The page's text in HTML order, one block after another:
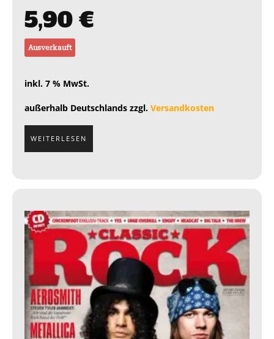
5,90 €
Ausverkauft
inkl. 7 % MwSt.
außerhalb Deutschlands zzgl. Versandkosten
WEITERLESEN